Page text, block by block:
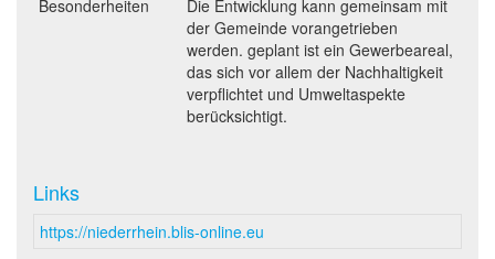
Besonderheiten
Die Entwicklung kann gemeinsam mit
der Gemeinde vorangetrieben
werden. geplant ist ein Gewerbeareal,
das sich vor allem der Nachhaltigkeit
verpflichtet und Umweltaspekte
berücksichtigt.
Links
https://niederrhein.blis-online.eu